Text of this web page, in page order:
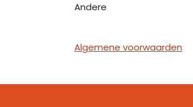
Andere
Algemene voorwaarden